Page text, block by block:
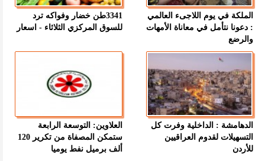
الملكة في يوم اللاجىء العالمي
: دعونا نتأمل في معاناة الأمهات
والرضع
3341طن خضار وفواكه ترد
للسوق المركزي الثلاثاء - اسعار
الدهامشة : الداخلية وفرت كل
التسهيلات لقدوم العراقيين
للأردن
العلاوين: التوسعة الرابعة
ستمكن المصفاة من تكرير 120
ألف برميل نفط يوميا